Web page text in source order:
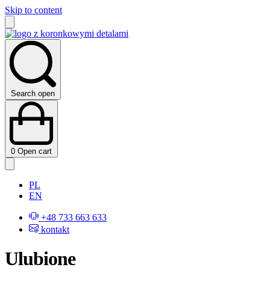
Skip to content
Search open
0 Open cart
PL
EN
+48 733 663 633
kontakt
Ulubione